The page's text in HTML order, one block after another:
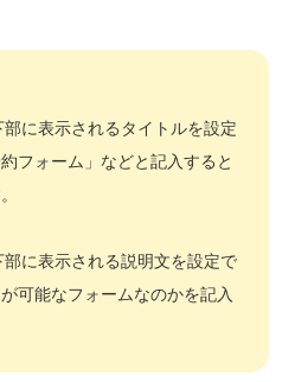
に表示されるタイトルを設定
フォーム」などと記入すると
に表示される説明文を設定で
可能なフォームなのかを記入